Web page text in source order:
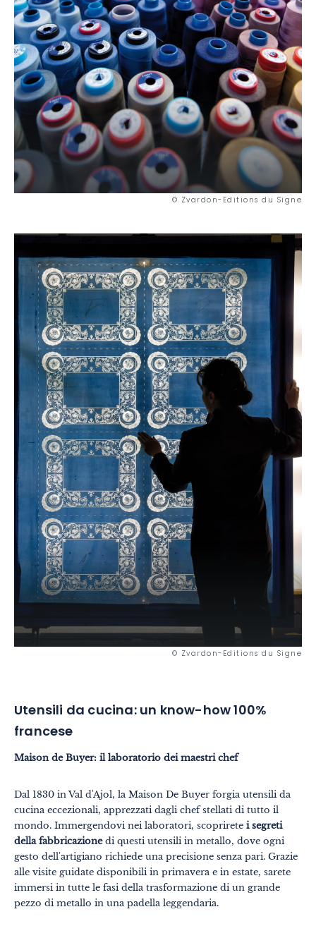
© Zvardon-Editions du Signe
© Zvardon-Editions du Signe
Utensili da cucina: un know-how 100%
francese
Maison de Buyer: il laboratorio dei maestri chef
Dal 1830 in Val d'Ajol, la Maison De Buyer forgia utensili da
cucina eccezionali, apprezzati dagli chef stellati di tutto il
mondo. Immergendovi nei laboratori, scoprirete i segreti
della fabbricazionedi questi utensili in metallo, dove ogni
gesto dell'artigiano richiede una precisione senza pari. Grazie
alle visite guidate disponibili in primavera e in estate, sarete
immersi in tutte le fasi della trasformazione di un grande
pezzo di metallo in una padella leggendaria.